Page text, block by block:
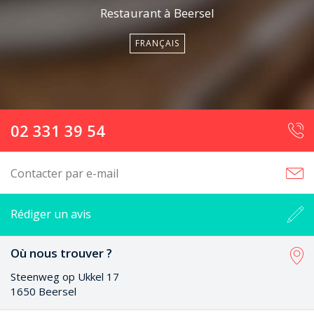
Restaurant à Beersel
FRANÇAIS
02 331 39 54
Contacter par e-mail
Rédiger un avis
Où nous trouver ?
Steenweg op Ukkel 17
1650 Beersel